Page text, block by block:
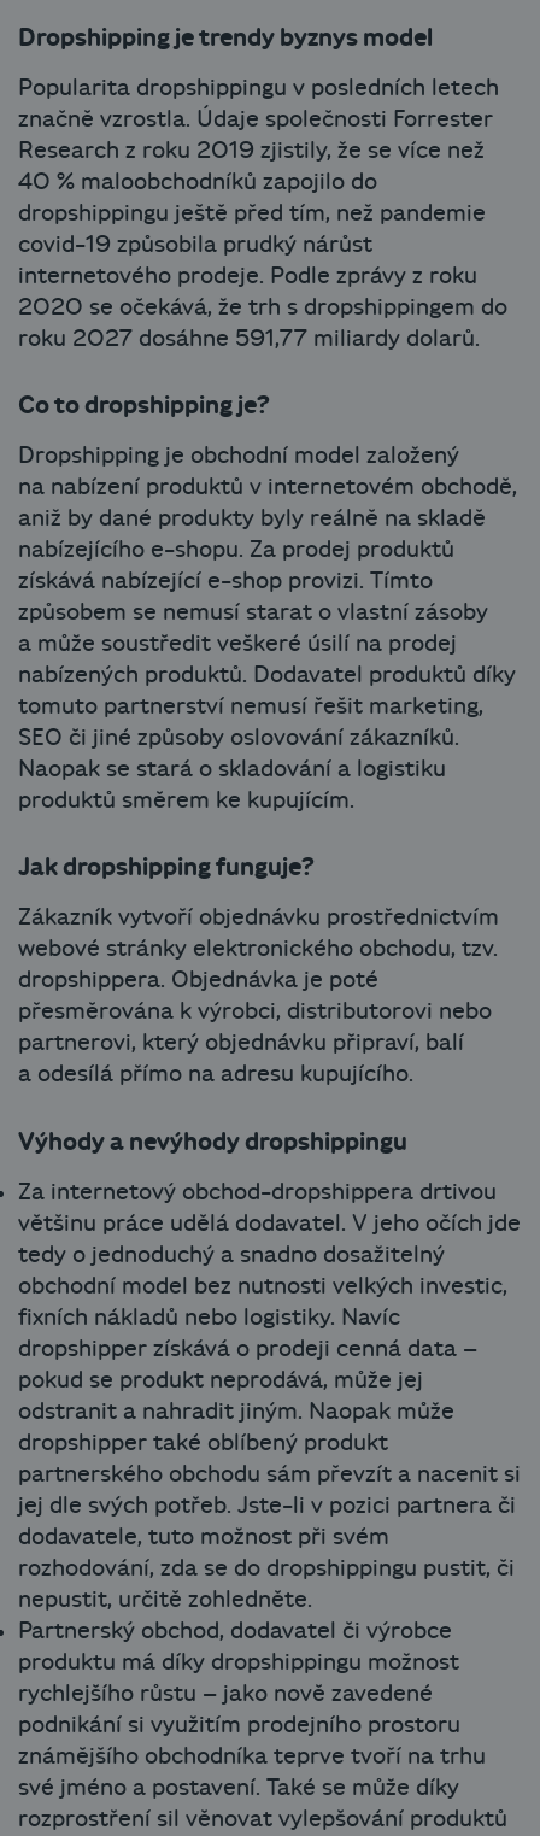
Dropshipping je trendy byznys model
Popularita dropshippingu v posledních letech
značně vzrostla. Údaje společnosti Forrester
Research z roku 2019 zjistily, že se více než
40 % maloobchodníků zapojilo do
dropshippingu ještě před tím, než pandemie
covid-19 způsobila prudký nárůst
internetového prodeje. Podle zprávy z roku
2020 se očekává, že trh s dropshippingem do
roku 2027 dosáhne 591,77 miliardy dolarů.
Co to dropshipping je?
Dropshipping je obchodní model založený
na nabízení produktů v internetovém obchodě,
aniž by dané produkty byly reálně na skladě
nabízejícího e-shopu. Za prodej produktů
získává nabízející e-shop provizi. Tímto
způsobem se nemusí starat o vlastní zásoby
a může soustředit veškeré úsilí na prodej
nabízených produktů. Dodavatel produktů díky
tomuto partnerství nemusí řešit marketing,
SEO či jiné způsoby oslovování zákazníků.
Naopak se stará o skladování a logistiku
produktů směrem ke kupujícím.
Jak dropshipping funguje?
Zákazník vytvoří objednávku prostřednictvím
webové stránky elektronického obchodu, tzv.
dropshippera. Objednávka je poté
přesměrována k výrobci, distributorovi nebo
partnerovi, který objednávku připraví, balí
a odesílá přímo na adresu kupujícího.
Výhody a nevýhody dropshippingu
Za internetový obchod-dropshippera drtivou
většinu práce udělá dodavatel. V jeho očích jde
tedy o jednoduchý a snadno dosažitelný
obchodní model bez nutnosti velkých investic,
fixních nákladů nebo logistiky. Navíc
dropshipper získává o prodeji cenná data –
pokud se produkt neprodává, může jej
odstranit a nahradit jiným. Naopak může
dropshipper také oblíbený produkt
partnerského obchodu sám převzít a nacenit si
jej dle svých potřeb. Jste-li v pozici partnera či
dodavatele, tuto možnost při svém
rozhodování, zda se do dropshippingu pustit, či
nepustit, určitě zohledněte.
Partnerský obchod, dodavatel či výrobce
produktu má díky dropshippingu možnost
rychlejšího růstu – jako nově zavedené
podnikání si využitím prodejního prostoru
známějšího obchodníka teprve tvoří na trhu
své jméno a postavení. Také se může díky
rozprostření sil věnovat vylepšování produktů